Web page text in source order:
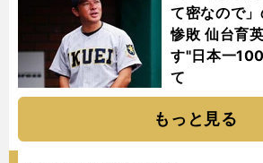
て密なので
惨敗 仙台育
す"日本一
て
もっと見る